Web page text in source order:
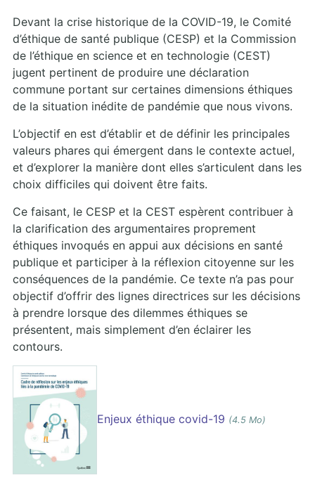
Devant la crise historique de la COVID-19, le Comité
d’éthique de santé publique (CESP) et la Commission
de l’éthique en science et en technologie (CEST)
jugent pertinent de produire une déclaration
commune portant sur certaines dimensions éthiques
de la situation inédite de pandémie que nous vivons.
L’objectif en est d’établir et de définir les principales
valeurs phares qui émergent dans le contexte actuel,
et d’explorer la manière dont elles s’articulent dans les
choix difficiles qui doivent être faits.
Ce faisant, le CESP et la CEST espèrent contribuer à
la clarification des argumentaires proprement
éthiques invoqués en appui aux décisions en santé
publique et participer à la réflexion citoyenne sur les
conséquences de la pandémie. Ce texte n’a pas pour
objectif d’offrir des lignes directrices sur les décisions
à prendre lorsque des dilemmes éthiques se
présentent, mais simplement d’en éclairer les
contours.
Enjeux éthique covid-19 (4.5 Mo)